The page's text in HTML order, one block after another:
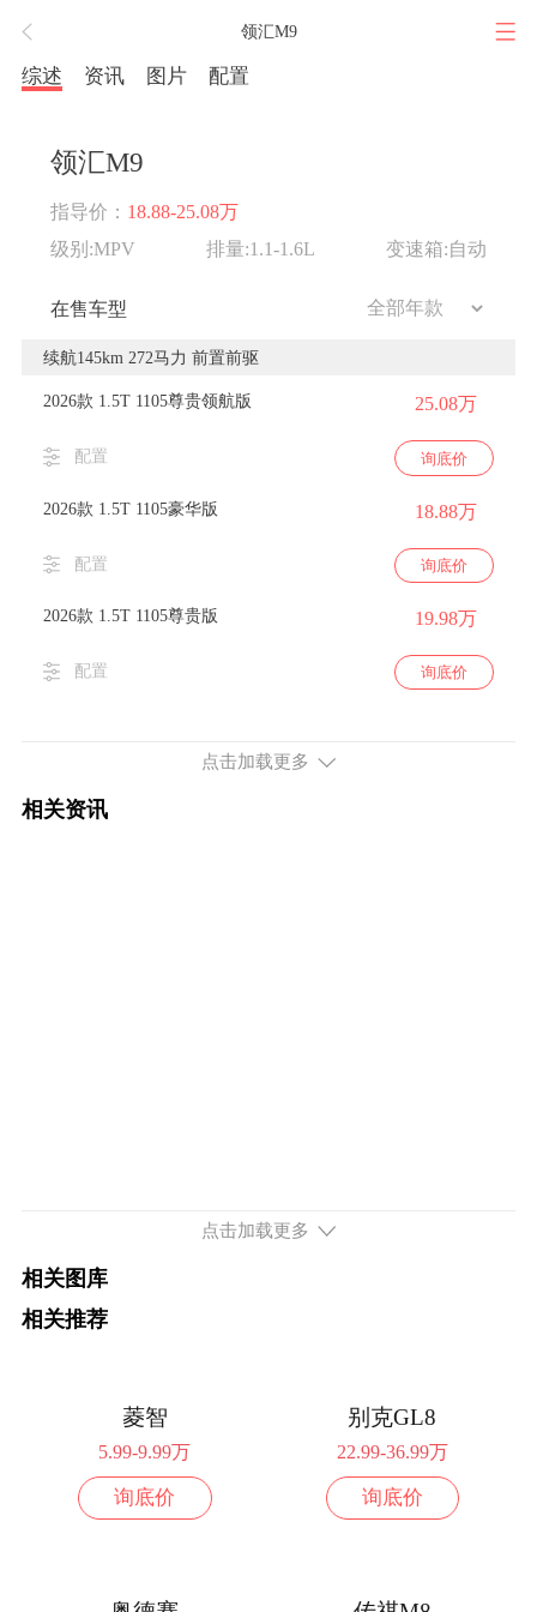
领汇M9
综述 资讯 图片 配置
领汇M9
指导价： 18.88-25.08万
级别:MPV
排量:1.1-1.6L 变速箱:自动
在售车型
续航145km 272马力 前置前驱
2026款 1.5T 1105尊贵领航版 25.08万
配置 询底价
2026款 1.5T 1105豪华版 18.88万
配置 询底价
2026款 1.5T 1105尊贵版 19.98万
配置 询底价
点击加载更多
相关资讯
点击加载更多
相关图库
相关推荐
菱智
5.99-9.99万
询底价
别克GL8
22.99-36.99万
询底价